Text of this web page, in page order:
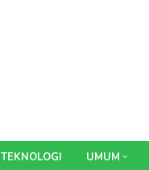
TEKNOLOGI UMUM